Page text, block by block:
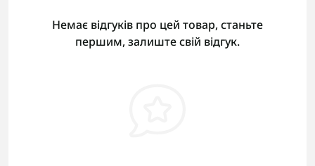
Немає відгуків про цей товар, станьте
першим, залиште свій відгук.